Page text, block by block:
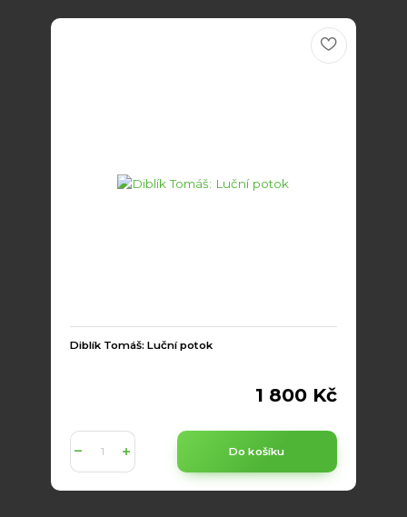
Diblík Tomáš: Luční potok
1 800 Kč
Do košíku